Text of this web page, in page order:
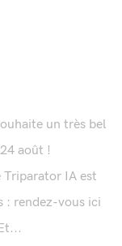
un très bel
août !
Triparator IA est
: rendez-vous ici